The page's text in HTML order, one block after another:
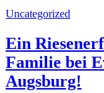
Kategorien
Uncategorized
Ein
Familie bei
Augsburg!